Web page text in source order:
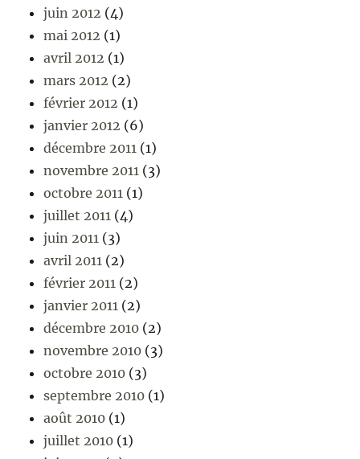
juin 2012 (4)
mai 2012 (1)
avril 2012 (1)
mars 2012 (2)
février 2012 (1)
janvier 2012 (6)
décembre 2011 (1)
novembre 2011 (3)
octobre 2011 (1)
juillet 2011 (4)
juin 2011 (3)
avril 2011 (2)
février 2011 (2)
janvier 2011 (2)
décembre 2010 (2)
novembre 2010 (3)
octobre 2010 (3)
septembre 2010 (1)
août 2010 (1)
juillet 2010 (1)